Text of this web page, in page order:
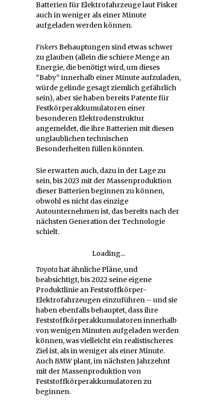
Batterien für Elektrofahrzeuge laut Fisker
auch in weniger als einer Minute
aufgeladen werden können.
FiskersBehauptungen sind etwas schwer
zu glauben (allein die schiere Menge an
Energie, die benötigt wird, um dieses
“Baby” innerhalb einer Minute aufzuladen,
würde gelinde gesagt ziemlich gefährlich
sein), aber sie haben bereits Patente für
Festkörperakkumulatoren einer
besonderen Elektrodenstruktur
angemeldet, die ihre Batterien mit diesen
unglaublichen technischen
Besonderheiten füllen könnten.
Sie erwarten auch, dazu in der Lage zu
sein, bis 2023 mit der Massenproduktion
dieser Batterien beginnen zu können,
obwohl es nicht das einzige
Autounternehmen ist, das bereits nach der
nächsten Generation der Technologie
schielt.
Loading...
Toyotahat ähnliche Pläne, und
beabsichtigt, bis 2022 seine eigene
Produktlinie an Feststoffkörper-
Elektrofahrzeugen einzuführen – und sie
haben ebenfalls behauptet, dass ihre
Feststoffkörperakkumulatoren innerhalb
von wenigen Minuten aufgeladen werden
können, was vielleicht ein realistischeres
Ziel ist, als in weniger als einer Minute.
AuchBMWplant, im nächsten Jahrzehnt
mit der Massenproduktion von
Feststoffkörperakkumulatoren zu
beginnen.